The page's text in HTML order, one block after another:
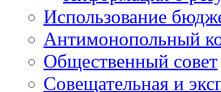
Использование
Антимонопольный
Общественный совет
Совещательная и